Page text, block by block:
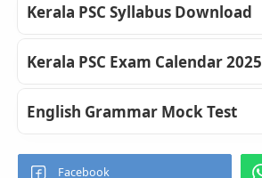
Kerala PSC Syllabus Download
Kerala PSC Exam Calendar 2025
English Grammar Mock Test